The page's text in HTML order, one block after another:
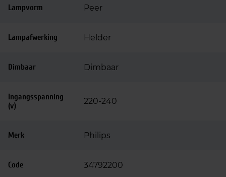
Lampvorm Peer
Lampafwerking Helder
Dimbaar Dimbaar
Ingangsspanning
(v)
220-240
Merk Philips
Code 34792200